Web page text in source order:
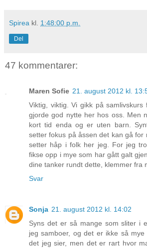
Spirea kl. 1:48:00 p.m.
Del
47 kommentarer:
Maren Sofie 21. august 2012 kl.
Viktig, viktig. Vi gikk på
gjorde god nytte her hos oss. Men
kort tid enda og er uten barn.
setter fokus på åssen det kan gå for
setter håp i folk her jeg. For jeg
fikse opp i mye som har gått galt
dine tanker rundt dette, klemmer fra
Svar
Sonja 21. august 2012 kl. 14:02
Syns det er så mange som sliter i
jeg samboer, og det er ikke så
det jeg sier, men det er rart hvor